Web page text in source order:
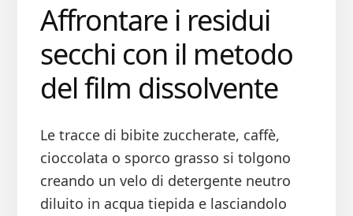
Affrontare i residui
secchi con il metodo
del film dissolvente
Le tracce di bibite zuccherate, caffè,
cioccolata o sporco grasso si tolgono
creando un velo di detergente neutro
diluito in acqua tiepida e lasciandolo